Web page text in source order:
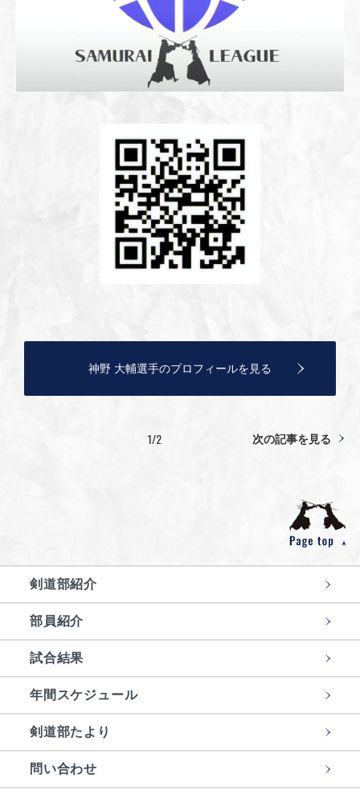
神野 大輔選手のプロフィールを見る
1/2 次の記事を見る
剣道部紹介
部員紹介
試合結果
年間スケジュール
剣道部たより
問い合わせ